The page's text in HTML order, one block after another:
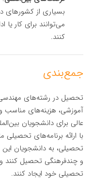
بسیاری از کشورهای
می‌توانند برای کار
کنند.
جمع‌بندی
تحصیل در رشته‌های مهندسی
آموزشی، هزینه‌های مناسب
عالی برای دانشجویان
با ارائه برنامه‌های
تحصیلی، به دانشجویان
و چندفرهنگی تحصیل کنند
تحصیلی خود ایجاد کنند.